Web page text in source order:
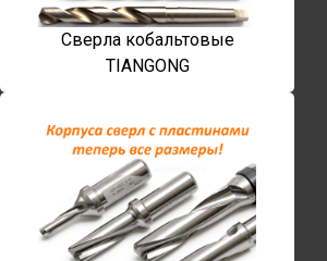
Сверла кобальтовые
TIANGONG